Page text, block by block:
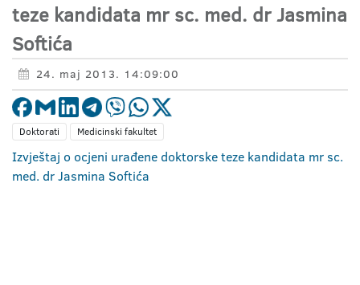
teze kandidata mr sc. med. dr Jasmina
Softića
24. maj 2013. 14:09:00
Doktorati Medicinski fakultet
Izvještaj o ocjeni urađene doktorske teze kandidata mr sc.
med. dr Jasmina Softića